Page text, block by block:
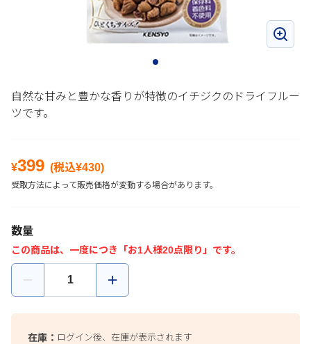
自然な甘みと豊かな香りが特徴のイチジクのドライフルー
ツです。
¥399 (税込¥430)
受取方法によって販売価格が変動する場合があります。
数量
この商品は、一度につき「お1人様20点限り」です。
在庫： ログイン後、在庫が表示されます